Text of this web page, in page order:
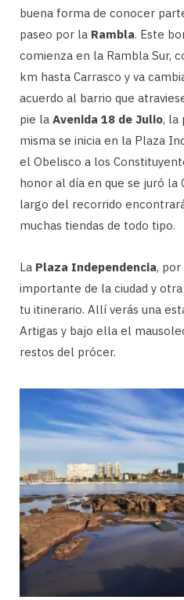
buena forma de conocer
paseo por la Rambla. Este
comienza en la Rambla Sur,
km hasta Carrasco y va
acuerdo al barrio que
pie la Avenida 18 de Julio, la
misma se inicia en la Plaza
el Obelisco a los
honor al día en que se juró la
largo del recorrido
muchas tiendas de todo tipo.
La Plaza Independencia, por
importante de la ciudad y
tu itinerario. Allí verás una
Artigas y bajo ella el
restos del prócer.